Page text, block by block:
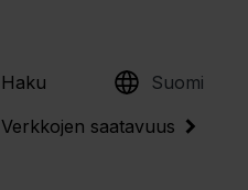
Haku Suomi
English
Verkkojen saatavuus